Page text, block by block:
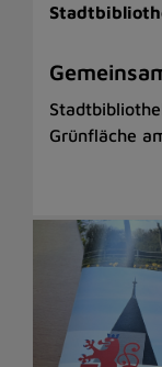
Grünfläche